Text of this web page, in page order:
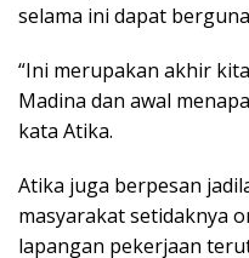
selama ini dapat
“Ini merupakan akhir
Madina dan awal
kata Atika.
Atika juga berpesan
masyarakat setidaknya
lapangan pekerjaan